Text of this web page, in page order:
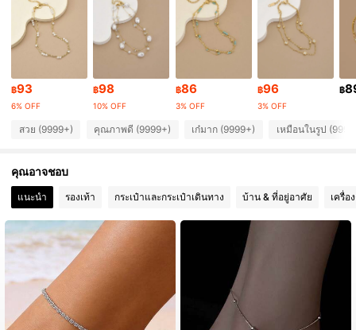
131K ผู้ติดตาม
4.93
4.93 131K ผู้ติดตาม
4.93 131K ผู้ติดตาม
131K ผู้ติดตาม
฿93
6% OFF
฿98
10% OFF
฿86
3% OFF
฿96
3% OFF
฿
สวย (9999+) คุณภาพดี (9999+) เก๋มาก (9999+) เหมือนในรูป
คุณอาจชอบ
แนะนำ รองเท้า กระเป๋าและกระเป๋าเดินทาง บ้าน & ที่อยู่อาศัย เครื่อ